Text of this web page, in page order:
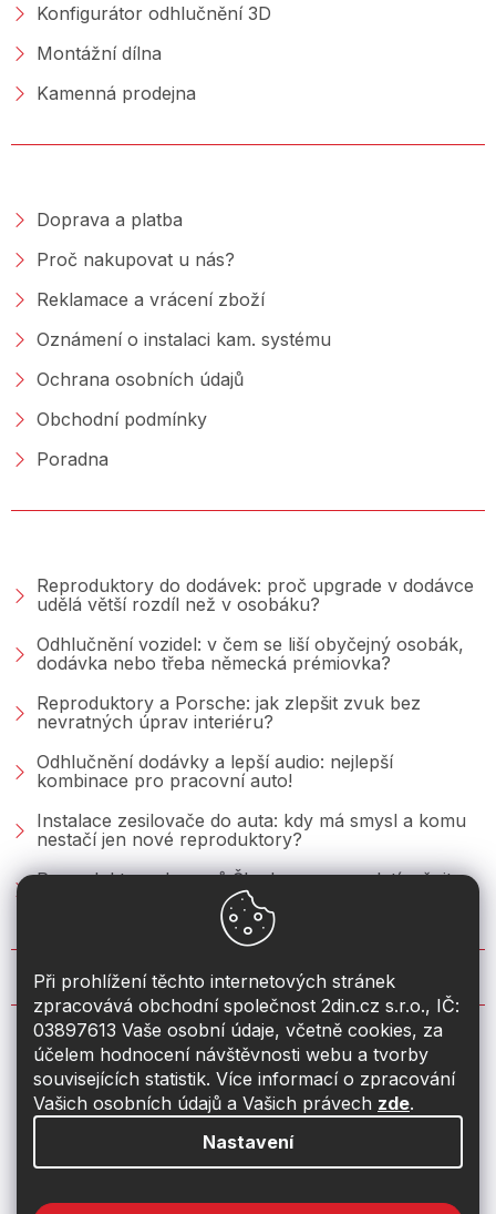
Při prohlížení těchto internetových stránek
zpracovává obchodní společnost 2din.cz s.r.o., IČ:
03897613 Vaše osobní údaje, včetně cookies, za
účelem hodnocení návštěvnosti webu a tvorby
souvisejících statistik. Více informací o zpracování
Vašich osobních údajů a Vašich právech zde.
Nastavení
Konfigurátor odhlučnění 3D
Montážní dílna
Kamenná prodejna
Doprava a platba
Proč nakupovat u nás?
Reklamace a vrácení zboží
Oznámení o instalaci kam. systému
Ochrana osobních údajů
Obchodní podmínky
Poradna
Reproduktory do dodávek: proč upgrade v dodávce
udělá větší rozdíl než v osobáku?
Odhlučnění vozidel: v čem se liší obyčejný osobák,
dodávka nebo třeba německá prémiovka?
Reproduktory a Porsche: jak zlepšit zvuk bez
nevratných úprav interiéru?
Odhlučnění dodávky a lepší audio: nejlepší
kombinace pro pracovní auto!
Instalace zesilovače do auta: kdy má smysl a komu
nestačí jen nové reproduktory?
Reproduktory do vozů Škoda: co se vyplatí měnit u
Fabie, Octavie a Superbu?
KONTAKT
info@2din.cz
774 19 55 33